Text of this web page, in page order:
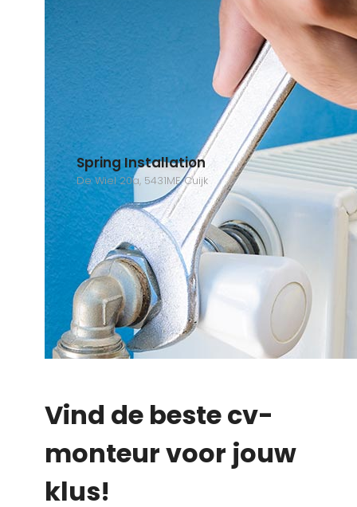
Spring Installation
De Wiel 20a, 5431ME Cuijk
Vind de beste cv-
monteur voor jouw
klus!